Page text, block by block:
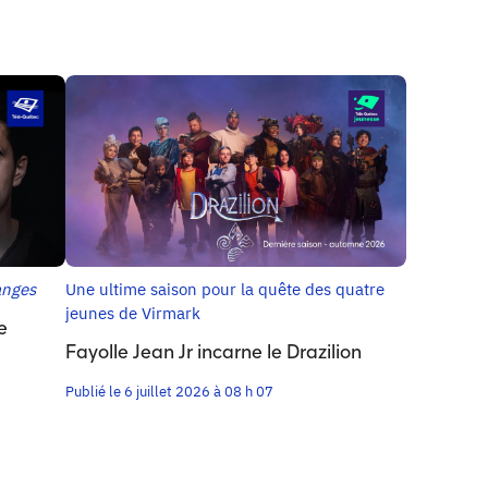
Une ultime saison pour la quête des quatre
jeunes de Virmark
Fayolle Jean Jr incarne le Drazilion
Publié le 6 juillet 2026 à 08 h 07